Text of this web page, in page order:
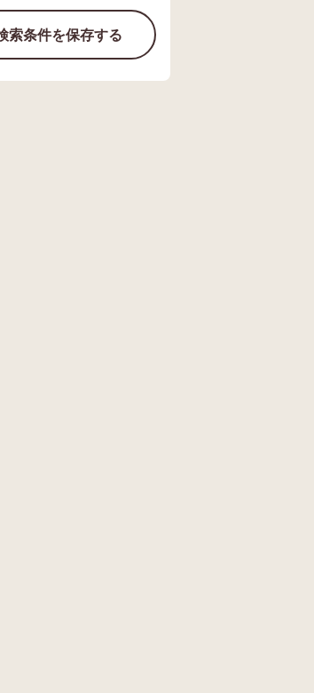
索条件を保存する